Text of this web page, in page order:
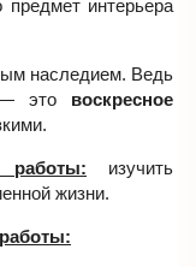
интерьера
наследием. Ведь
— это воскресное
работы: изучить
жизни.